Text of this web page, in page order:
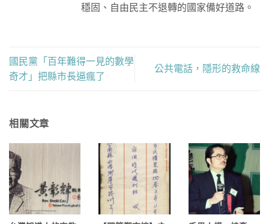
穩固、自由民主不退轉的國家備好道路。
國民黨「百年難得一見的數學
奇才」把縣市長逼瘋了
公共電話，隱形的救命線
相關文章